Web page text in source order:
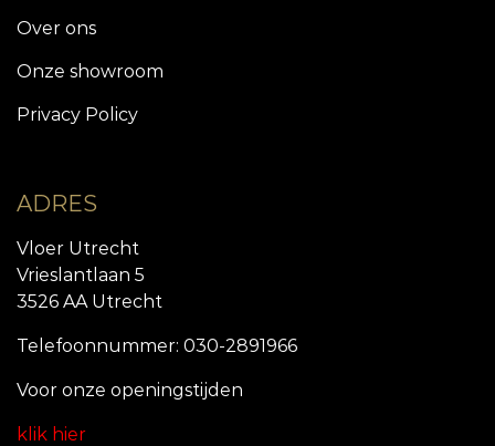
Over ons
Onze showroom
Privacy Policy
ADRES
Vloer Utrecht
Vrieslantlaan 5
3526 AA Utrecht
Telefoonnummer: 030-2891966
Voor onze openingstijden
klik hier